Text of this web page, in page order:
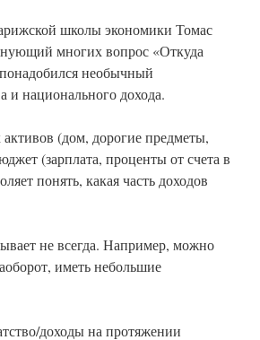
школы экономики Томас
многих вопрос «Откуда
понадобился необычный
и национального дохода.
(дом, дорогие предметы,
(зарплата, проценты от счета в
понять, какая часть доходов
не всегда. Например, можно
иметь небольшие
доходы на протяжении